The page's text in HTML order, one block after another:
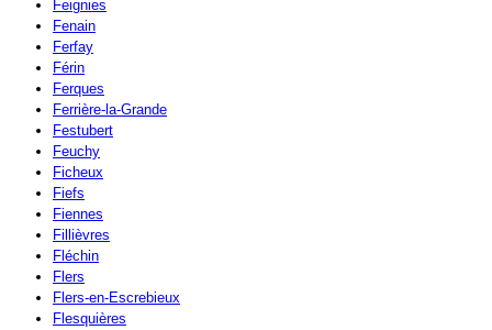
Feignies
Fenain
Ferfay
Férin
Ferques
Ferrière-la-Grande
Festubert
Feuchy
Ficheux
Fiefs
Fiennes
Fillièvres
Fléchin
Flers
Flers-en-Escrebieux
Flesquières